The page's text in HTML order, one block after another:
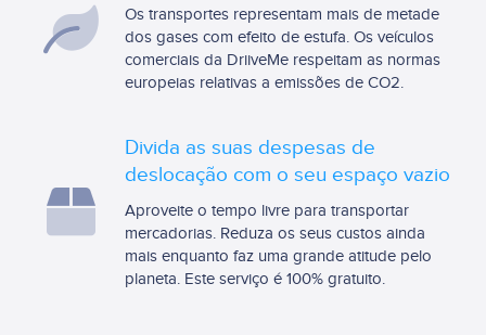
Os transportes representam mais de metade
dos gases com efeito de estufa. Os veículos
comerciais da DriiveMe respeitam as normas
europeias relativas a emissões de CO2.
Divida as suas despesas de
deslocação com o seu espaço vazio
Aproveite o tempo livre para transportar
mercadorias. Reduza os seus custos ainda
mais enquanto faz uma grande atitude pelo
planeta. Este serviço é 100% gratuito.